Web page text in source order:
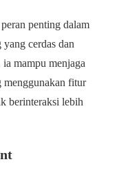
penting dalam
cerdas dan
mampu menjaga
menggunakan fitur
berinteraksi lebih